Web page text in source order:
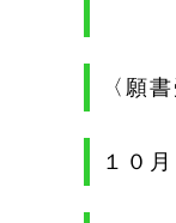
８
〈願
１０